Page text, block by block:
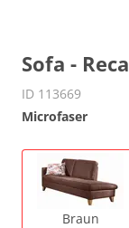
Sofa -
ID 113669
Microfaser
Braun